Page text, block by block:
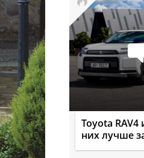
Toyota RAV4
них лучше